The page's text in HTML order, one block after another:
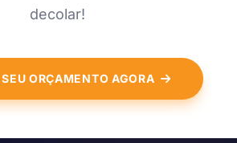
decolar!
ORÇAMENTO AGORA